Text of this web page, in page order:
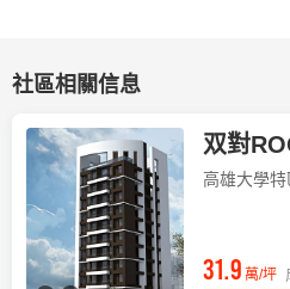
社區相關信息
双對
高雄大學特
31.9 萬/坪